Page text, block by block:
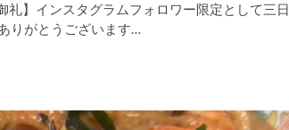
礼】インスタグラムフォロワー限定として三日
りがとうございます…